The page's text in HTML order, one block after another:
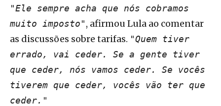
"Ele sempre acha que nós cobramos
muito imposto", afirmou Lula ao comentar
as discussões sobre tarifas. "Quem tiver
errado, vai ceder. Se a gente tiver
que ceder, nós vamos ceder. Se vocês
tiverem que ceder, vocês vão ter que
ceder."